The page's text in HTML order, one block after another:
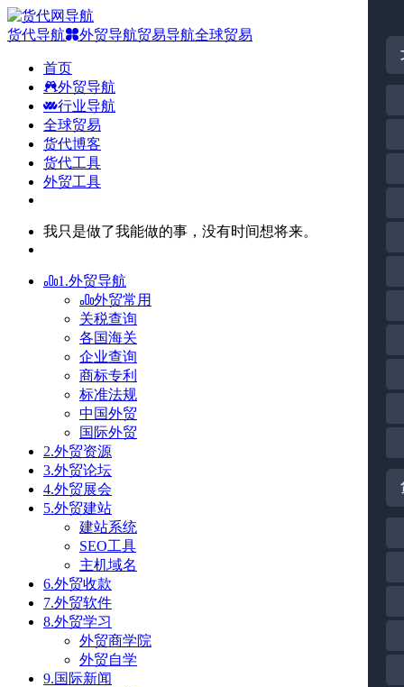
货代导航 外贸导航贸易导航全球贸易
首页
外贸导航
行业导航
全球贸易
货代博客
货代工具
外贸工具
我只是做了我能做的事，没有时间想将来。
1.外贸导航
外贸常用
关税查询
各国海关
企业查询
商标专利
标准法规
中国外贸
国际外贸
2.外贸资源
3.外贸论坛
4.外贸展会
5.外贸建站
建站系统
SEO工具
主机域名
6.外贸收款
7.外贸软件
8.外贸学习
外贸商学院
外贸自学
9.国际新闻